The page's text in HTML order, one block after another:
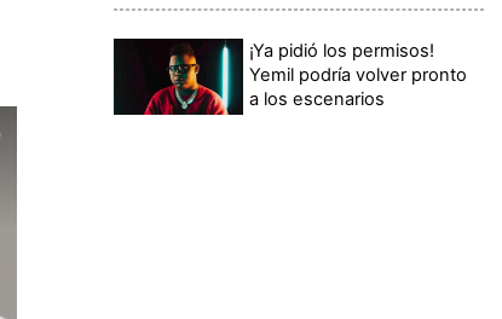
¡Ya pidió los permisos!
Yemil podría volver pronto
a los escenarios